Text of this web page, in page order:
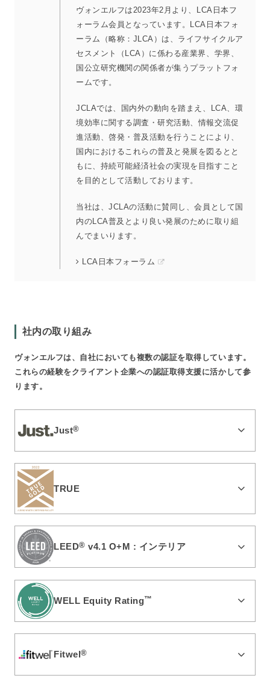
ヴォンエルフは2023年2月より、LCA日本フ
ォーラム会員となっています。LCA日本フォ
ーラム（略称：JLCA）は、ライフサイクルア
セスメント（LCA）に係わる産業界、学界、
国公立研究機関の関係者が集うプラットフォ
ームです。
JCLAでは、国内外の動向を踏まえ、LCA、環
境効率に関する調査・研究活動、情報交流促
進活動、啓発・普及活動を行うことにより、
国内におけるこれらの普及と発展を図るとと
もに、持続可能経済社会の実現を目指すこと
を目的として活動しております。
当社は、JCLAの活動に賛同し、会員として国
内のLCA普及とより良い発展のために取り組
んでまいります。
LCA日本フォーラム
社内の取り組み
ヴォンエルフは、自社においても複数の認証を取得しています。
これらの経験をクライアント企業への認証取得支援に活かして参
ります。
Just®
TRUE
LEED® v4.1 O+M : インテリア
WELL Equity Rating™
Fitwel®